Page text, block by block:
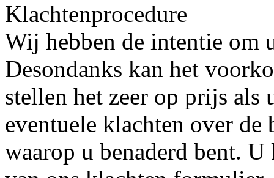
Klachtenprocedure
Wij hebben de intentie om
Desondanks kan het
stellen het zeer op prijs als
eventuele klachten over
waarop u benaderd bent.